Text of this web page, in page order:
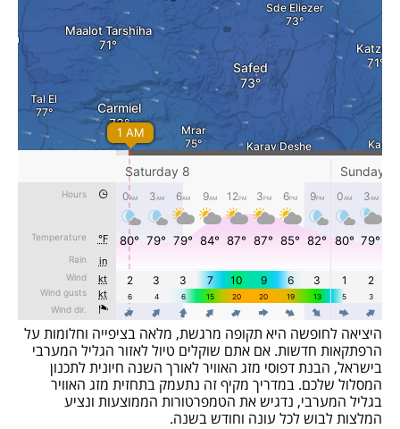
היציאה לחופשה היא תקופה מרגשת, מלאה בציפייה וחלומות על
הרפתקאות חדשות. אם אתם שוקלים טיול לאזור הגליל המערבי
בישראל, הבנת דפוסי מזג האוויר לאורך השנה חיונית לתכנון
המסלול שלכם. במדריך מקיף זה נתעמק בתחזית מזג האוויר
בגליל המערבי, נדגיש את הטמפרטורות הממוצעות ונציע
המלצות לבוש לכל עונה וחודש בשנה.